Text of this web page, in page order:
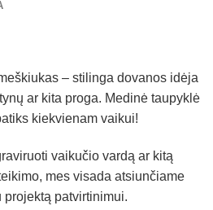
– stilinga dovanos idėja
ar kita proga. Medinė taupyklė
kiekvienam vaikui!
vaikučio vardą ar kitą
mes visada atsiunčiame
projektą patvirtinimui.